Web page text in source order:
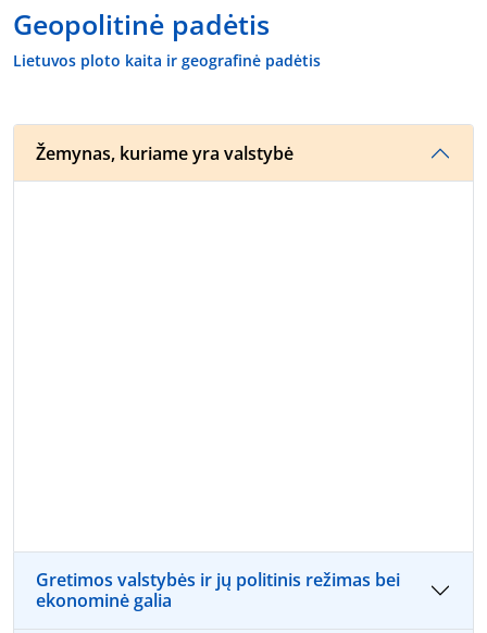
Geopolitinė padėtis
Lietuvos ploto kaita ir geografinė padėtis
Žemynas, kuriame yra valstybė
Gretimos valstybės ir jų politinis režimas bei
ekonominė galia